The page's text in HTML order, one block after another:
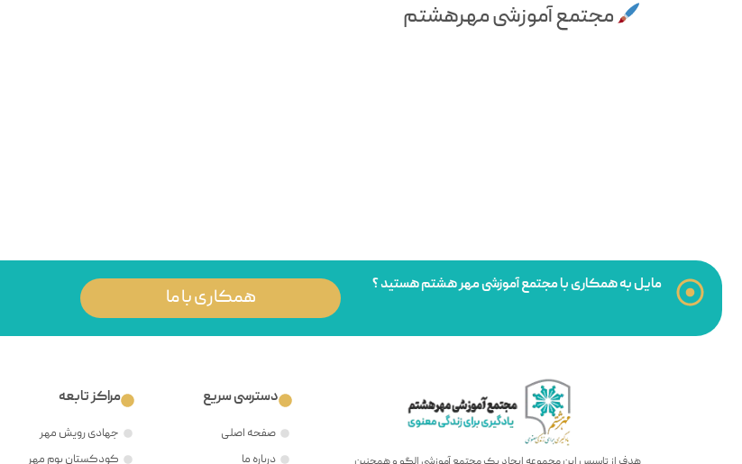
مجتمع آموزشی مهرهشتم
مایل به همکاری با مجتمع آموزشی مهر هشتم هستید ؟
همکاری با ما
دسترسی سریع
صفحه اصلی
درباره ما
مراکز تابعه
جهادی رویش مهر
کودکستان بوم مهر